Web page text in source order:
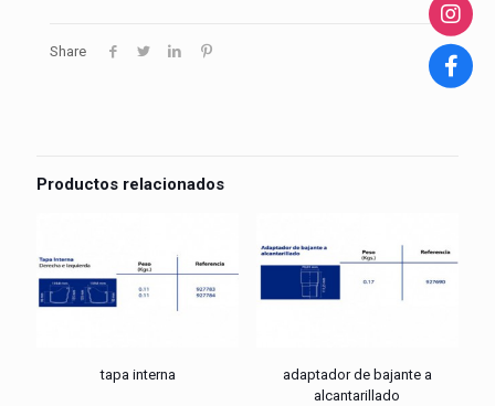
Share
Productos relacionados
tapa interna
adaptador de bajante a
alcantarillado